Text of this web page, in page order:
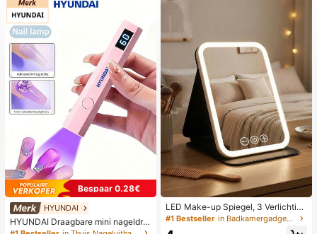
Bespaar 0.28€
HYUNDAI
HYUNDAI Draagbare mini nageldro
ger, oplaadbare handlamp UV/LED
LED Make-up Spiegel, 3 Verlichting
smodi, Verstelbare Helderheid, Draa
gbaar Vouwbaar Ontwerp, Geschikt
#1 Bestseller in Badkamergadgets die favoriet zijn bij klanten B